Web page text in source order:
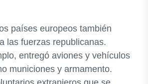
países europeos también
las fuerzas republicanas.
entregó aviones y vehículos
municiones y armamento.